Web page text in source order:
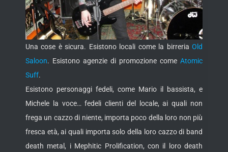
Una cose è sicura. Esistono locali come la birreria Old
Saloon. Esistono agenzie di promozione come Atomic
Suff.
Esistono personaggi fedeli, come Mario il bassista, e
Michele la voce… fedeli clienti del locale, ai quali non
frega un cazzo di niente, importa poco della loro non più
fresca età, ai quali importa solo della loro cazzo di band
death metal, i Mephitic Prolification, con il loro death